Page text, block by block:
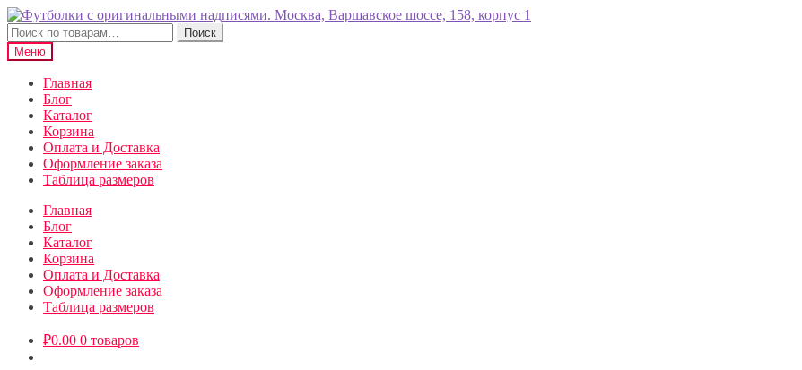
Перейти
к
навигации
Перейти
к
содержимому
Искать:
Поиск
Меню
Главная
Блог
Каталог
Корзина
Оплата и Доставка
Оформление заказа
Таблица размеров
Главная
Блог
Каталог
Корзина
Оплата и Доставка
Оформление заказа
Таблица размеров
₽0.00 0 товаров